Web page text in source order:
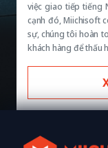
việc giao tiếp tiếng
cạnh đó, Miichisoft
sự, chúng tôi hoàn
khách hàng để thấu